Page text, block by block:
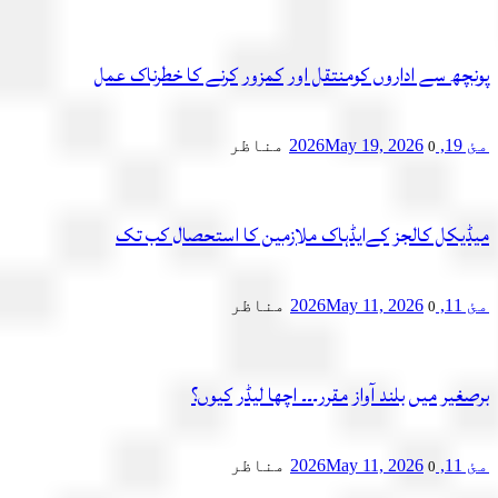
سے اداروں کومنتقل اور کمزور کرنے کا خطرناک عمل
May 19, 2026 0 مناظر
کالجز کےایڈہاک ملازمین کا استحصال کب تک
May 11, 2026 0 مناظر
میں بلند آواز مقرر۔۔۔ اچھا لیڈر کیوں؟
May 11, 2026 0 مناظر